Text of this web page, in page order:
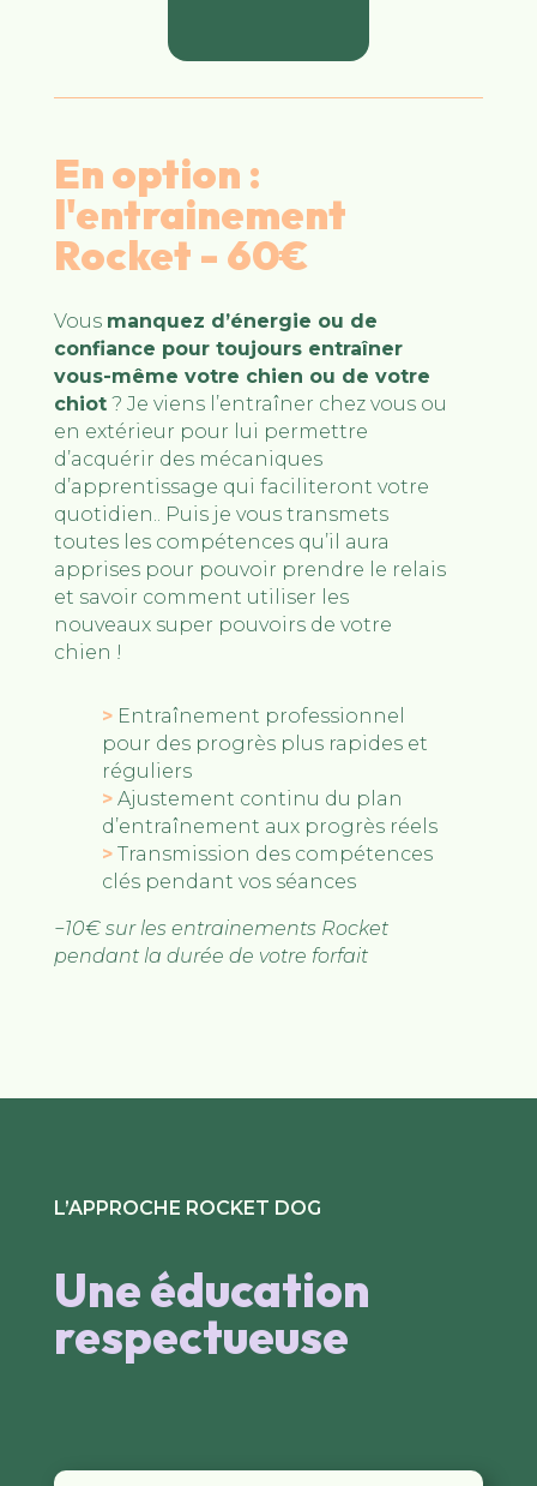
En option :
l'entrainement
Rocket - 60€
Vous manquez d’énergie ou de
confiance pour toujours entraîner
vous-même votre chien ou de votre
chiot? Je viens l’entraîner chez vous ou
en extérieur pour lui permettre
d’acquérir des mécaniques
d’apprentissage qui faciliteront votre
quotidien.. Puis je vous transmets
toutes les compétences qu’il aura
apprises pour pouvoir prendre le relais
et savoir comment utiliser les
nouveaux super pouvoirs de votre
chien !
>Entraînement professionnel
pour des progrès plus rapides et
réguliers
>Ajustement continu du plan
d’entraînement aux progrès réels
>Transmission des compétences
clés pendant vos séances
−10€ sur les entrainements Rocket
pendant la durée de votre forfait
L’APPROCHE ROCKET DOG
Une éducation
respectueuse